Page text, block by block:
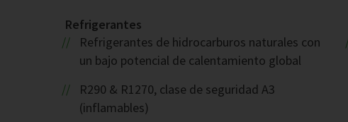
Refrigerantes
Refrigerantes de hidrocarburos naturales con
un bajo potencial de calentamiento global
R290 & R1270, clase de seguridad A3
(inflamables)